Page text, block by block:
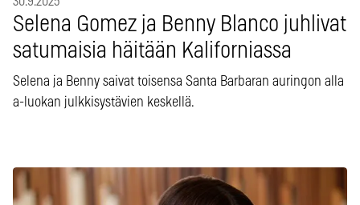
Selena Gomez ja Benny Blanco juhlivat
satumaisia häitään Kaliforniassa
Selena ja Benny saivat toisensa Santa Barbaran auringon alla
a-luokan julkkisystävien keskellä.